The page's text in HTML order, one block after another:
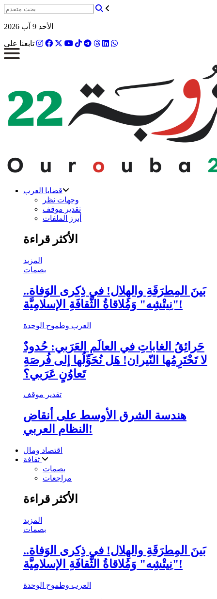
الأحد 9 آب 2026
تابعنا على
قضايا العرب
وجهات نظر
تقدير موقف
أبرز الملفات
الأكثر قراءة
المزيد
بصمات
بَينَ المِطرَقَةِ والهِلال! في ذِكرى الوَفاة..
"نِيتْشِه" وَمُلاقاةُ الثَّقافَةِ الإسلامِيَّة!
العرب وطموح الوحدة
حَرائِقُ الغاباتِ في العالَمِ العَرَبي: حُدودٌ
لا تَحْتَرِمُها النّيران! هَل نُحَوِّلُها إلى فُرصَةِ
تَعاوُنٍ عَرَبي؟
تقدير موقف
هندسة الشرق الأوسط على أنقاض
النظام العربي!
اقتصاد ومال
بصمات
مراجعات
الأكثر قراءة
المزيد
بصمات
بَينَ المِطرَقَةِ والهِلال! في ذِكرى الوَفاة..
"نِيتْشِه" وَمُلاقاةُ الثَّقافَةِ الإسلامِيَّة!
العرب وطموح الوحدة